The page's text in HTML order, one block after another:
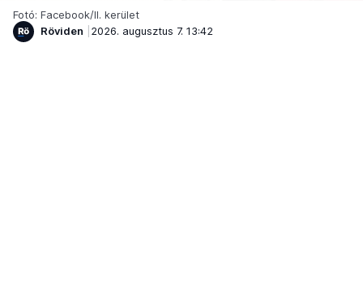
Fotó: Facebook/II. kerület
Röviden
2026. augusztus 7. 13:42